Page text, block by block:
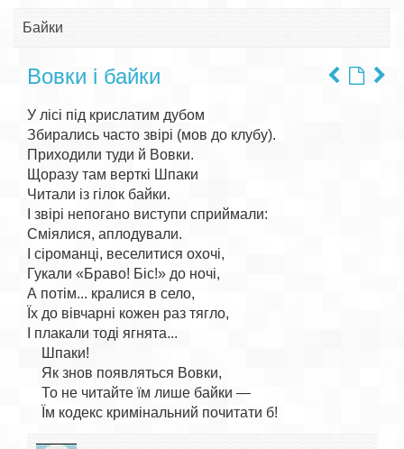
Байки
Вовки і байки
У лісі під крислатим дубом
Збирались часто звірі (мов до клубу).
Приходили туди й Вовки.
Щоразу там верткі Шпаки
Читали із гілок байки.
І звірі непогано виступи сприймали:
Сміялися, аплодували.
І сіроманці, веселитися охочі,
Гукали «Браво! Біс!» до ночі,
А потім... кралися в село,
Їх до вівчарні кожен раз тягло,
І плакали тоді ягнята...
    Шпаки!
    Як знов появляться Вовки,
    То не читайте їм лише байки —